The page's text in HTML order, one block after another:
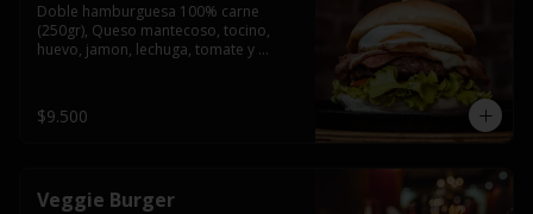
Doble hamburguesa 100% carne
(250gr), Queso mantecoso, tocino,
huevo, jamon, lechuga, tomate y
$9.500
Veggie Burger